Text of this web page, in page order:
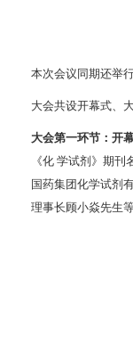
本次会议同期还举
大会共设开幕式、
大会第一环节：开
《化 学试剂》期
国药集团化学试剂
理事长顾小焱先生